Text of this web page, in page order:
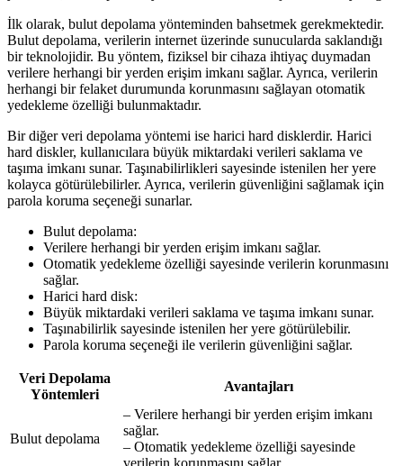
İlk olarak, bulut depolama yönteminden bahsetmek gerekmektedir.
Bulut depolama, verilerin internet üzerinde sunucularda saklandığı
bir teknolojidir. Bu yöntem, fiziksel bir cihaza ihtiyaç duymadan
verilere herhangi bir yerden erişim imkanı sağlar. Ayrıca, verilerin
herhangi bir felaket durumunda korunmasını sağlayan otomatik
yedekleme özelliği bulunmaktadır.
Bir diğer veri depolama yöntemi ise harici hard disklerdir. Harici
hard diskler, kullanıcılara büyük miktardaki verileri saklama ve
taşıma imkanı sunar. Taşınabilirlikleri sayesinde istenilen her yere
kolayca götürülebilirler. Ayrıca, verilerin güvenliğini sağlamak için
parola koruma seçeneği sunarlar.
Bulut depolama:
Verilere herhangi bir yerden erişim imkanı sağlar.
Otomatik yedekleme özelliği sayesinde verilerin korunmasını
sağlar.
Harici hard disk:
Büyük miktardaki verileri saklama ve taşıma imkanı sunar.
Taşınabilirlik sayesinde istenilen her yere götürülebilir.
Parola koruma seçeneği ile verilerin güvenliğini sağlar.
Veri Depolama
Yöntemleri
Avantajları
Bulut depolama
– Verilere herhangi bir yerden erişim imkanı
sağlar.
– Otomatik yedekleme özelliği sayesinde
verilerin korunmasını sağlar.